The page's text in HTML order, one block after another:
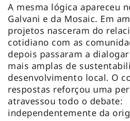
A mesma lógica apareceu
Galvani e da Mosaic. Em
projetos nasceram do
cotidiano com as
depois passaram a
mais amplas de
desenvolvimento local. O
respostas reforçou uma
atravessou todo o debate:
independentemente da